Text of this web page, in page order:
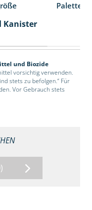
Kanister
und Biozide
vorsichtig verwenden.
stets zu befolgen.“ Für
Vor Gebrauch stets